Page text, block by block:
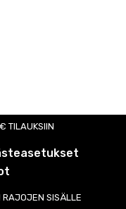
TILAUKSIIN
RAJOJEN SISÄLLE